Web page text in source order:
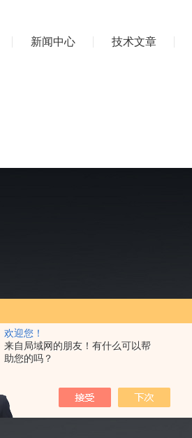
欢迎您！
来自局域网的朋友！有什么可以帮
助您的吗？
新闻中心 技术文章